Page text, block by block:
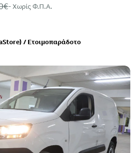
- Xωρίς Φ.Π.Α.
/Ετοιμοπαράδοτο